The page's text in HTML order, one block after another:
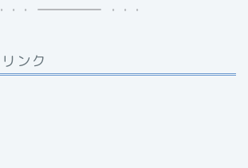
ンク